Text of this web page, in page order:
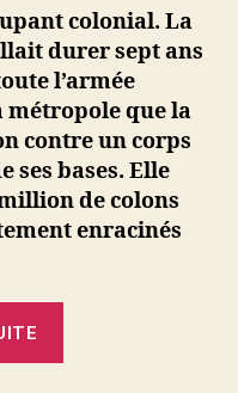
colonial. La
durer sept ans
l’armée
métropole que la
contre un corps
ses bases. Elle
de colons
enracinés